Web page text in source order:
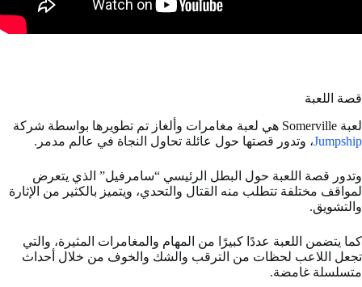
قصة اللعبة
لعبة Somerville هي لعبة مغامرات وألغاز تم تطويرها بواسطة شركة
Jumpship، وتدور قصتها حول عائلة تحاول النجاة في عالم مدمر.
وتدور قصة اللعبة حول البطل الرئيسي “سامرفيل” الذي يتعرض
لمواقف مختلفة تتطلب منه القتال والتحدي، ويتميز بالكثير من الإثارة
والتشويق.
كما يتضمن اللعبة عددًا كبيرًا من المهام والمغامرات المثيرة، والتي
تجعل اللاعب لحظات من الترقب والشك والخوف من خلال أحداث
متسلسلة غامضة.